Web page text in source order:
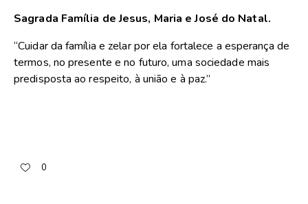
Sagrada Família de Jesus, Maria e José do Natal.
“Cuidar da família e zelar por ela fortalece a esperança de
termos, no presente e no futuro, uma sociedade mais
predisposta ao respeito, à união e à paz.”
0